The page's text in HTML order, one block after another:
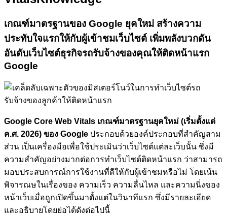
เกณฑ์มาตรฐานของ Google ยุคใหม่ สร้างความ
ประทับใจแรกให้กับผู้เข้าชมเว็บไซต์ เพิ่มพลังบวกดัน
อันดับเว็บไซต์ธุรกิจรถรับจ้างของคุณให้ติดหน้าแรก
Google
Google Core Web Vitals เกณฑ์มาตรฐานยุคใหม่ (เริ่มตั้งแต่
ค.ศ. 2026) ของ Google ประกอบด้วยองค์ประกอบที่สำคัญสาม
ส่วน เป็นเครื่องมือเพื่อใช้ประเมินว่าเว็บไซต์แต่ละเว็บนั้น ซึ่งมี
ความสำคัญอย่างมากต่อการทำเว็บไซต์ติดหน้าแรก ว่าสามารถ
มอบประสบการณ์การใช้งานที่ดีให้กับผู้เข้าชมหรือไม่ โดยเน้น
พิจารณษในเรื่องของ ความเร็ว ความลื่นไหล และความนิ่งของ
หน้าเว็บเมื่อถูกเปิดขึ้นมาตั้งแต่ในวินาทีแรก ซึ่งมีรายละเอียด
และอธิบายโดยย่อได้ดังต่อไปนี้